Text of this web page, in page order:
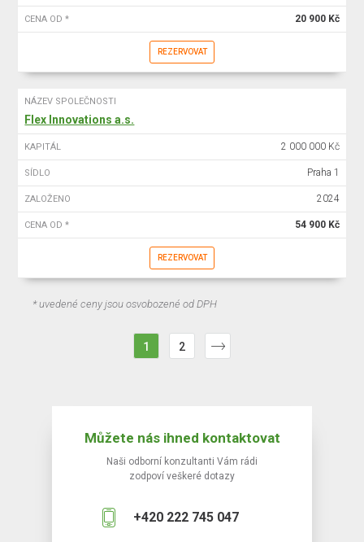
CENA OD * 20 900 Kč
REZERVOVAT
NÁZEV SPOLEČNOSTI
Flex Innovations a.s.
KAPITÁL 2 000 000 Kč
SÍDLO Praha 1
ZALOŽENO 2024
CENA OD * 54 900 Kč
REZERVOVAT
* uvedené ceny jsou osvobozené od DPH
1 2
Můžete nás ihned kontaktovat
Naši odborní konzultanti Vám rádi
zodpoví veškeré dotazy
+420 222 745 047